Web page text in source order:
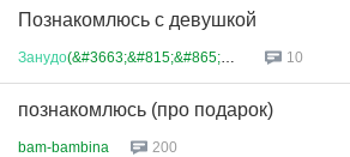
Познакомлюсь с девушкой
Занудо(&#3663;&#815;&#865;&#36... 10
познакомлюсь (про подарок)
bam-bambina 200